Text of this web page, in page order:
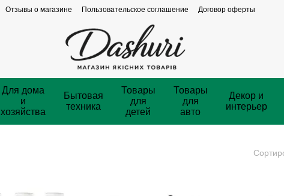
Отзывы о магазине Пользовательское соглашение Договор оферты
Для дома
и
хозяйства
Бытовая
техника
Товары
для
детей
Товары
для
авто
Декор и
интерьер